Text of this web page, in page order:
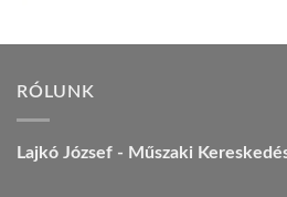
RÓLUNK
Lajkó József - Műszaki